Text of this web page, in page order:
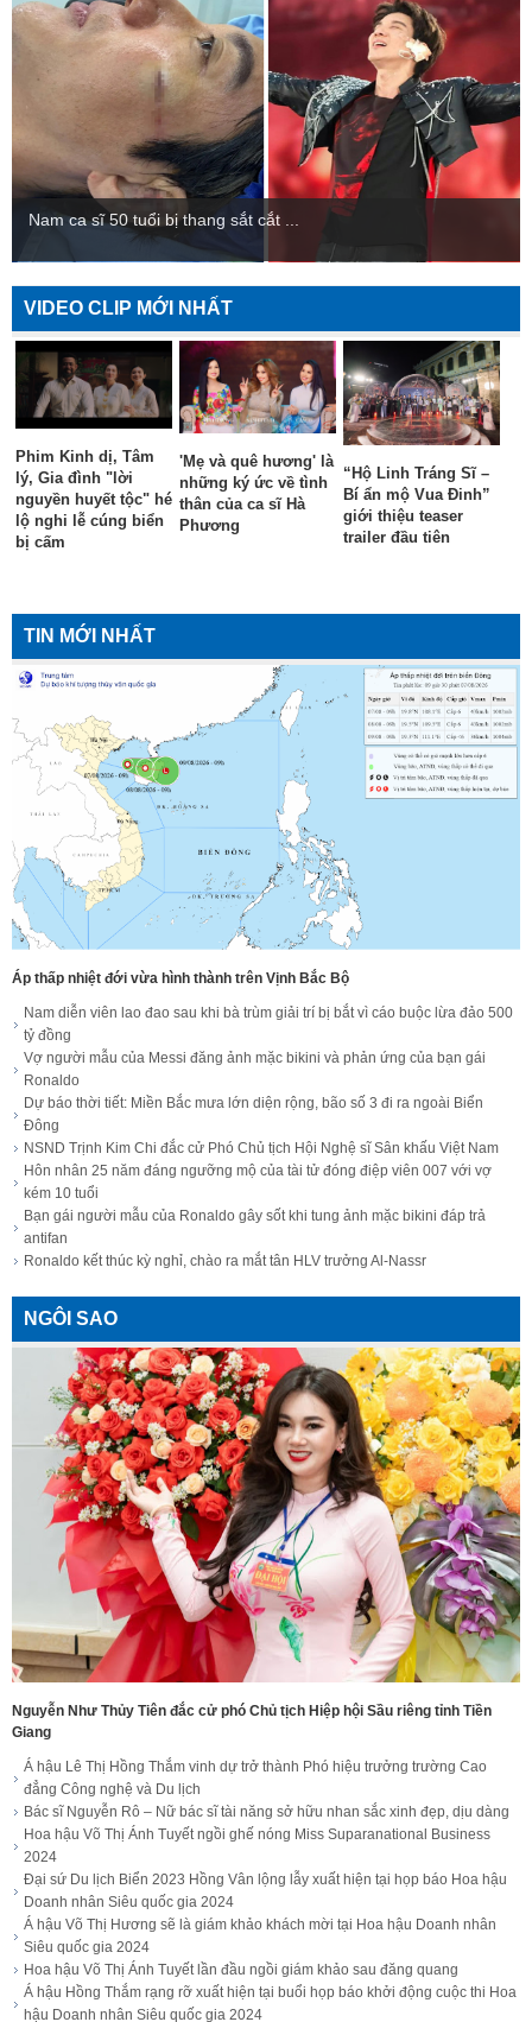
Nam ca sĩ 50 tuổi bị thang sắt cắt ...
VIDEO CLIP MỚI NHẤT
Phim Kinh dị, Tâm
lý, Gia đình "lời
nguyền huyết tộc" hé
lộ nghi lễ cúng biển
bị cấm
'Mẹ và quê hương' là
những ký ức về tình
thân của ca sĩ Hà
Phương
“Hộ Linh Tráng Sĩ –
Bí ẩn mộ Vua Đinh”
giới thiệu teaser
trailer đầu tiên
TIN MỚI NHẤT
Áp thấp nhiệt đới vừa hình thành trên Vịnh Bắc Bộ
Nam diễn viên lao đao sau khi bà trùm giải trí bị bắt vì cáo buộc lừa đảo 500
tỷ đồng
Vợ người mẫu của Messi đăng ảnh mặc bikini và phản ứng của bạn gái
Ronaldo
Dự báo thời tiết: Miền Bắc mưa lớn diện rộng, bão số 3 đi ra ngoài Biển
Đông
NSND Trịnh Kim Chi đắc cử Phó Chủ tịch Hội Nghệ sĩ Sân khấu Việt Nam
Hôn nhân 25 năm đáng ngưỡng mộ của tài tử đóng điệp viên 007 với vợ
kém 10 tuổi
Bạn gái người mẫu của Ronaldo gây sốt khi tung ảnh mặc bikini đáp trả
antifan
Ronaldo kết thúc kỳ nghỉ, chào ra mắt tân HLV trưởng Al-Nassr
NGÔI SAO
Nguyễn Như Thủy Tiên đắc cử phó Chủ tịch Hiệp hội Sầu riêng tỉnh Tiền
Giang
Á hậu Lê Thị Hồng Thắm vinh dự trở thành Phó hiệu trưởng trường Cao
đẳng Công nghệ và Du lịch
Bác sĩ Nguyễn Rô – Nữ bác sĩ tài năng sở hữu nhan sắc xinh đẹp, dịu dàng
Hoa hậu Võ Thị Ánh Tuyết ngồi ghế nóng Miss Suparanational Business
2024
Đại sứ Du lịch Biển 2023 Hồng Vân lộng lẫy xuất hiện tại họp báo Hoa hậu
Doanh nhân Siêu quốc gia 2024
Á hậu Võ Thị Hương sẽ là giám khảo khách mời tại Hoa hậu Doanh nhân
Siêu quốc gia 2024
Hoa hậu Võ Thị Ánh Tuyết lần đầu ngồi giám khảo sau đăng quang
Á hậu Hồng Thắm rạng rỡ xuất hiện tại buổi họp báo khởi động cuộc thi Hoa
hậu Doanh nhân Siêu quốc gia 2024